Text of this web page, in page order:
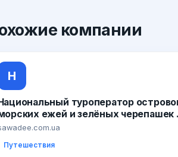
компании
Н
Национальный туроператор
ежей и зелёных черепашек ·
Краб 6.39 · Вирусное видео
черепашек
Путешествия